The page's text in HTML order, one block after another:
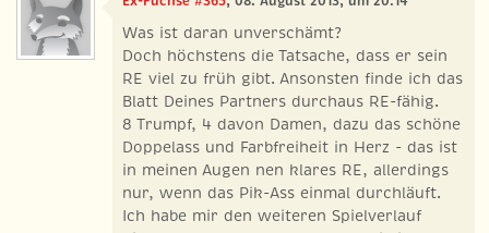
Was ist daran unverschämt?
Doch höchstens die Tatsache, dass er sein
RE viel zu früh gibt. Ansonsten finde ich das
Blatt Deines Partners durchaus RE-fähig.
8 Trumpf, 4 davon Damen, dazu das schöne
Doppelass und Farbfreiheit in Herz - das ist
in meinen Augen nen klares RE, allerdings
nur, wenn das Pik-Ass einmal durchläuft.
Ich habe mir den weiteren Spielverlauf